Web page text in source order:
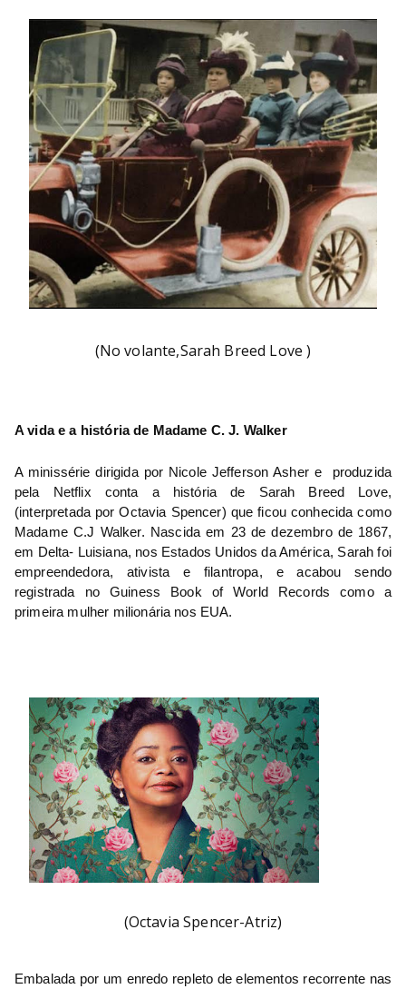
rni
ng
He
ll
(No volante,Sarah Breed Love )
A vida e a história de Madame C. J. Walker
A minissérie dirigida por Nicole Jefferson Asher e  produzida
pela Netflix conta a história de Sarah Breed Love,
(interpretada por Octavia Spencer) que ficou conhecida como
Madame C.J Walker. Nascida em 23 de dezembro de 1867,
em Delta- Luisiana, nos Estados Unidos da América, Sarah foi
empreendedora, ativista e filantropa, e acabou sendo
registrada no Guiness Book of World Records como a
primeira mulher milionária nos EUA.
(Octavia Spencer-Atriz)
Embalada por um enredo repleto de elementos recorrente nas